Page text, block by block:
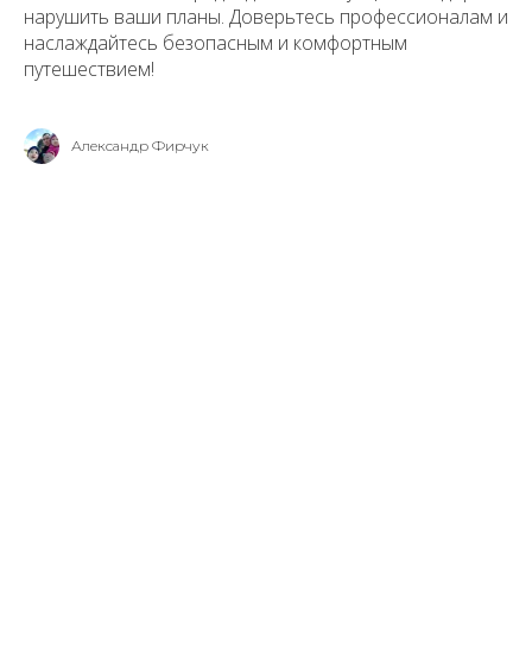
нарушить ваши планы. Доверьтесь профессионалам и
наслаждайтесь безопасным и комфортным
путешествием!
Александр Фирчук